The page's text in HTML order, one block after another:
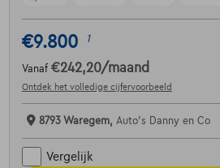
€9.800 1
Vanaf €242,20/maand
Ontdek het volledige cijfervoorbeeld
8793 Waregem, Auto's Danny en Co
Vergelijk